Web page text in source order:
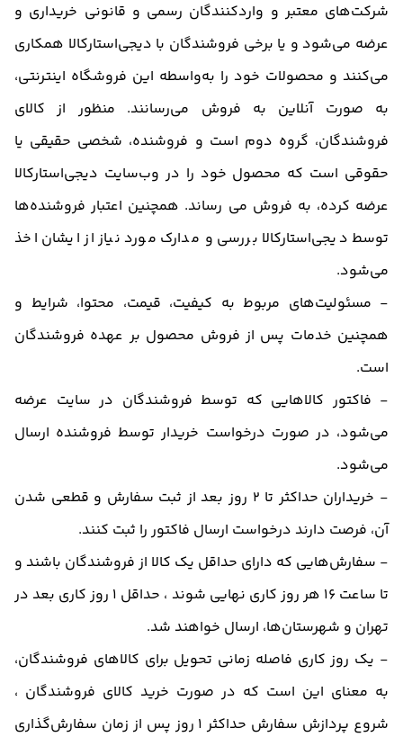
شرکت‌های معتبر و واردکنندگان رسمی و قانونی خریداری و
عرضه می‌شود و یا برخی فروشندگان با دیجی‌استارکالا همکاری
می‌کنند و محصولات خود را به‌واسطه این فروشگاه اینترنتی،
به صورت آنلاین به فروش می‌رسانند. منظور از کالای
فروشندگان، گروه دوم است و فروشنده، شخصی حقیقی یا
حقوقی است که محصول خود را در وب‌سایت دیجی‌استارکالا
عرضه کرده، به فروش می رساند. همچنین اعتبار فروشنده‌ها
توسط دیجی‌استارکالا بررسی و مدارک مورد نیاز از ایشان اخذ
می‌شود.
- مسئولیت‌های مربوط به کیفیت، قیمت، محتوا، شرایط و
همچنین خدمات پس از فروش محصول بر عهده فروشندگان
است.
- فاکتور کالاهایی که توسط فروشندگان در سایت عرضه
می‌شود، در صورت درخواست خریدار توسط فروشنده ارسال
می‌شود.
- خریداران حداکثر تا 2 روز بعد از ثبت سفارش و قطعی شدن
آن، فرصت دارند درخواست ارسال فاکتور را ثبت کنند.
- سفارش‌هایی که دارای حداقل یک کالا از فروشندگان باشند و
تا ساعت 16 هر روز کاری نهایی شوند ، حداقل 1 روز کاری بعد در
تهران و شهرستان‌ها، ارسال خواهند شد.
- یک روز کاری فاصله زمانی تحویل برای کالاهای فروشندگان،
به معنای این است که در صورت خرید کالای فروشندگان ،
شروع پردازش سفارش حداکثر 1 روز پس از زمان سفارش‌گذاری